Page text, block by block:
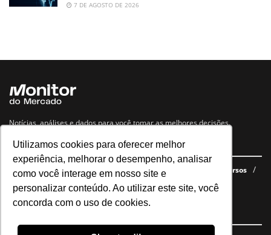
Utilizamos cookies para oferecer melhor
experiência, melhorar o desempenho, analisar
como você interage em nosso site e
personalizar conteúdo. Ao utilizar este site, você
concorda com o uso de cookies.
7 DE AGOSTO DE 2026
Notícias, análises e dados para você tomar as melhores decisões.
Navegue no site
Últimas notícias Quem somos E-books gratuitos
Cursos
Política de privacidade